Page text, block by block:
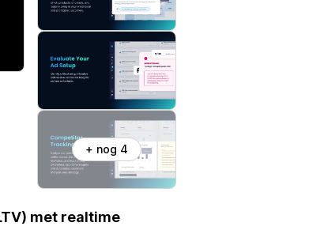
+ nog 4
met realtime